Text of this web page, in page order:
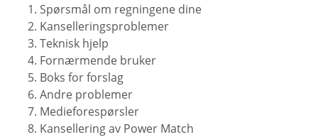
Spørsmål om regningene dine
Kanselleringsproblemer
Teknisk hjelp
Fornærmende bruker
Boks for forslag
Andre problemer
Medieforespørsler
Kansellering av Power Match